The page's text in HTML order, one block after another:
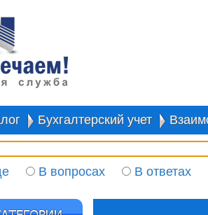
Бухгалтерский учет
В вопросах В ответах